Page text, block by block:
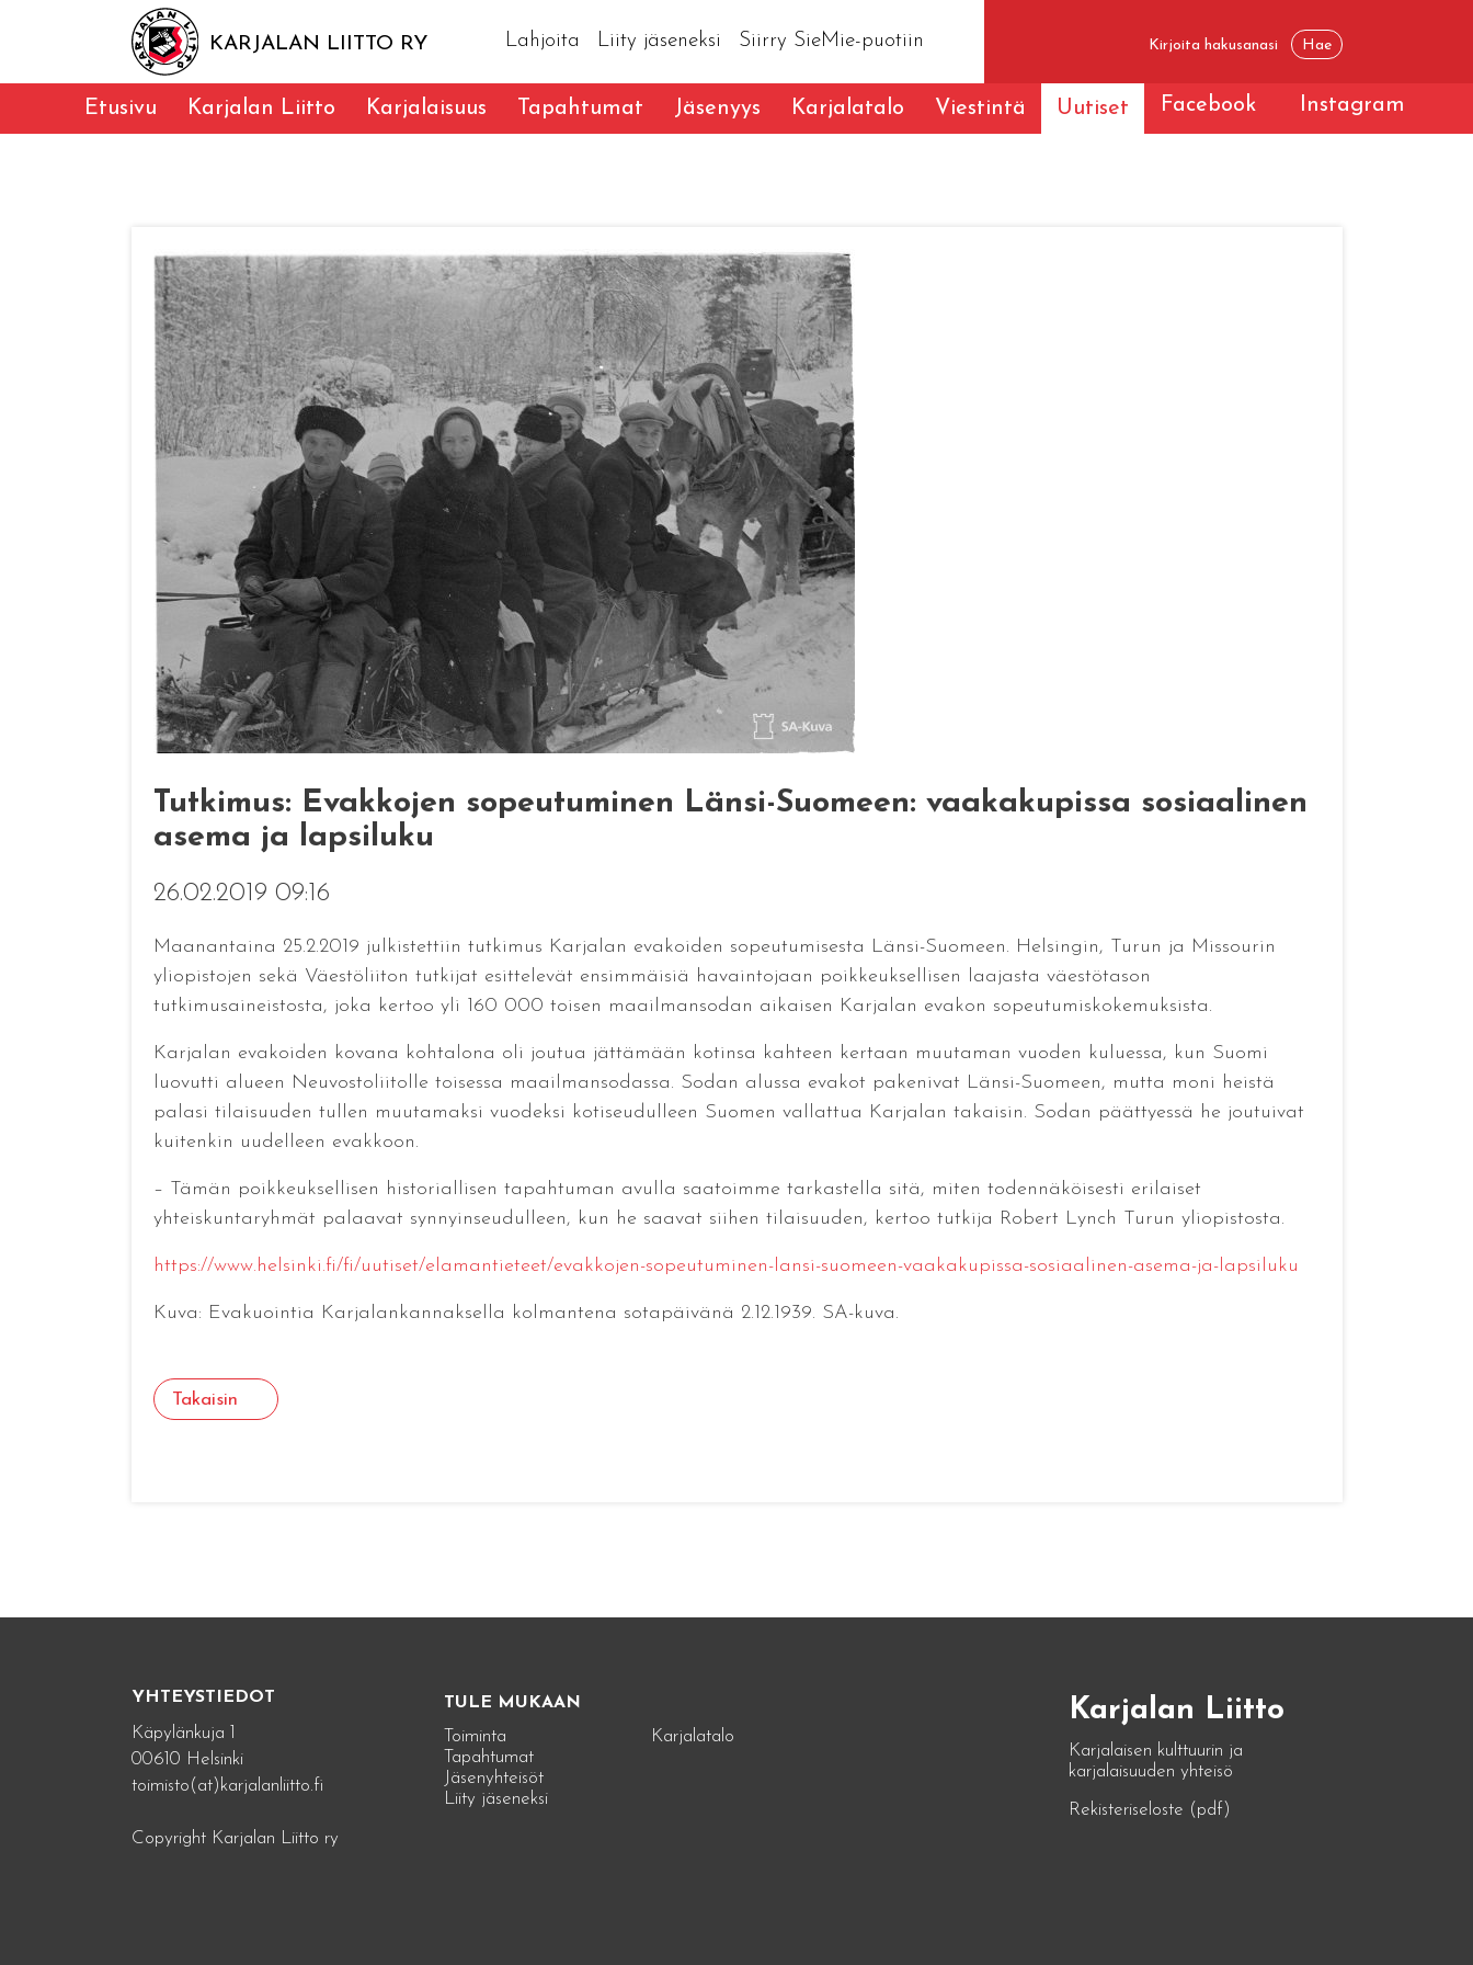
KARJALAN LIITTO RY Lahjoita Liity jäseneksi Siirry SieMie-puotiin
Etusivu Karjalan Liitto Karjalaisuus Tapahtumat Jäsenyys Karjalatalo Viestintä Uutiset Facebook Instagram
Tutkimus: Evakkojen sopeutuminen Länsi-Suomeen: vaakakupissa sosiaalinen
asema ja lapsiluku
26.02.2019 09:16
Maanantaina 25.2.2019 julkistettiin tutkimus Karjalan evakoiden sopeutumisesta Länsi-Suomeen. Helsingin, Turun ja Missourin
yliopistojen sekä Väestöliiton tutkijat esittelevät ensimmäisiä havaintojaan poikkeuksellisen laajasta väestötason
tutkimusaineistosta, joka kertoo yli 160 000 toisen maailmansodan aikaisen Karjalan evakon sopeutumiskokemuksista.
Karjalan evakoiden kovana kohtalona oli joutua jättämään kotinsa kahteen kertaan muutaman vuoden kuluessa, kun Suomi
luovutti alueen Neuvostoliitolle toisessa maailmansodassa. Sodan alussa evakot pakenivat Länsi-Suomeen, mutta moni heistä
palasi tilaisuuden tullen muutamaksi vuodeksi kotiseudulleen Suomen vallattua Karjalan takaisin. Sodan päättyessä he joutuivat
kuitenkin uudelleen evakkoon.
– Tämän poikkeuksellisen historiallisen tapahtuman avulla saatoimme tarkastella sitä, miten todennäköisesti erilaiset
yhteiskuntaryhmät palaavat synnyinseudulleen, kun he saavat siihen tilaisuuden, kertoo tutkija Robert Lynch Turun yliopistosta.
https://www.helsinki.fi/fi/uutiset/elamantieteet/evakkojen-sopeutuminen-lansi-suomeen-vaakakupissa-sosiaalinen-asema-ja-lapsiluku
Kuva: Evakuointia Karjalankannaksella kolmantena sotapäivänä 2.12.1939. SA-kuva.
Takaisin
YHTEYSTIEDOT
Käpylänkuja 1
00610 Helsinki
toimisto(at)karjalanliitto.fi
Copyright Karjalan Liitto ry
TULE MUKAAN
Toiminta
Tapahtumat
Jäsenyhteisöt
Liity jäseneksi
Karjalatalo
Karjalan Liitto
Karjalaisen kulttuurin ja
karjalaisuuden yhteisö
Rekisteriseloste (pdf)